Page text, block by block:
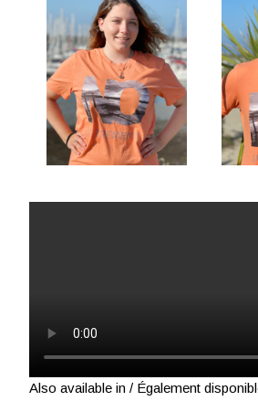
Also available in / Également